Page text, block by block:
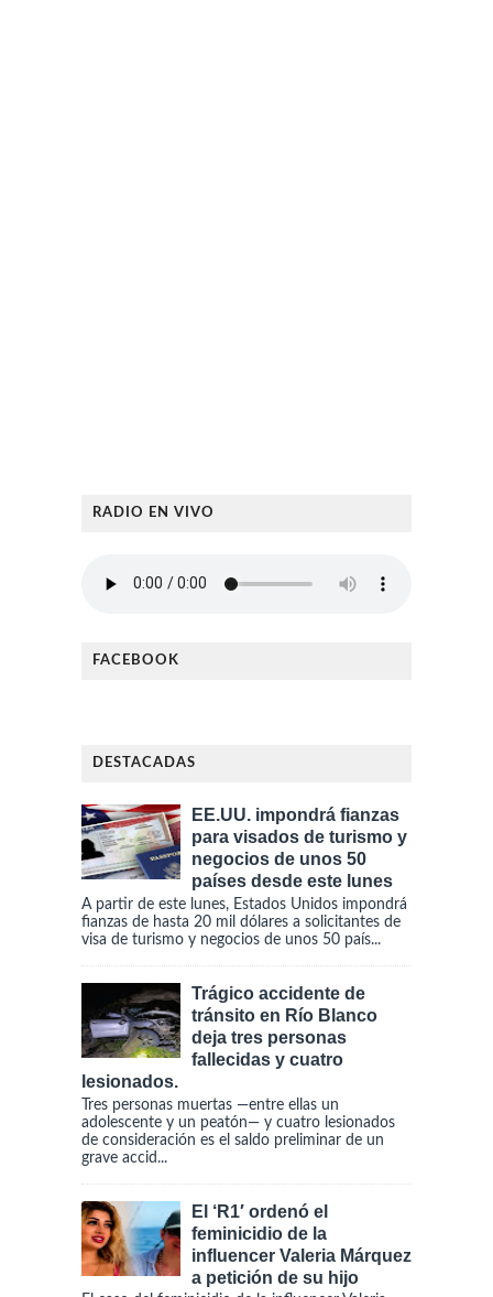
RADIO EN VIVO
FACEBOOK
DESTACADAS
EE.UU. impondrá fianzas
para visados de turismo y
negocios de unos 50
países desde este lunes
A partir de este lunes, Estados Unidos impondrá
fianzas de hasta 20 mil dólares a solicitantes de
visa de turismo y negocios de unos 50 país...
Trágico accidente de
tránsito en Río Blanco
deja tres personas
fallecidas y cuatro
lesionados.
Tres personas muertas —entre ellas un
adolescente y un peatón— y cuatro lesionados
de consideración es el saldo preliminar de un
grave accid...
El ‘R1′ ordenó el
feminicidio de la
influencer Valeria Márquez
a petición de su hijo